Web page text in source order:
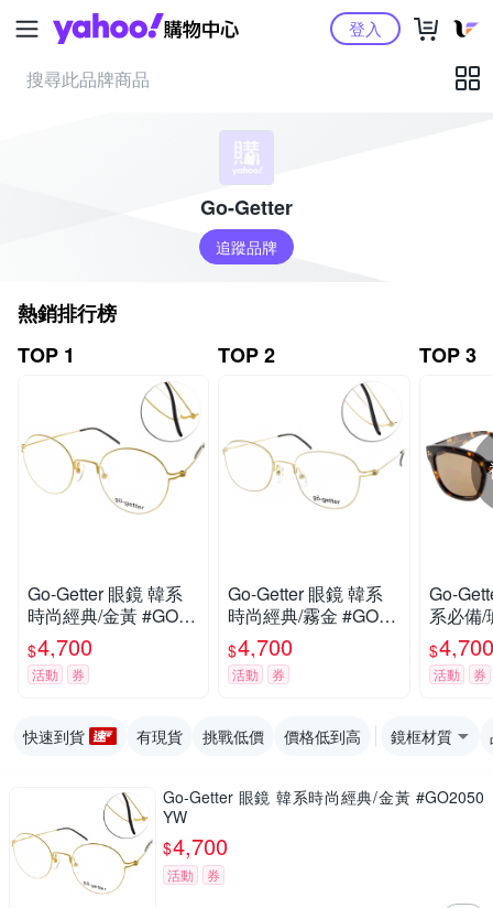
Yahoo購物中心登入
Go-Getter
追蹤品牌
熱銷排行榜
TOP 1
Go-Getter 眼鏡 韓系
時尚經典/金黃 #GO20
50 YW
$4,700
活動 券
TOP 2
Go-Getter 眼鏡 韓系
時尚經典/霧金 #GO20
51 MGD
$4,700
活動 券
TOP 3
Go-
系必備/
DE
$4,700
活動 券
快速到貨 有現貨 挑戰低價 價格低到高 鏡框材質
Go-Getter 眼鏡 韓系時尚經典/金黃 #GO2050
YW
$4,700
活動 券